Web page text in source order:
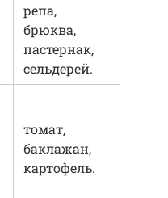
репа,
брюква,
пастернак,
сельдерей.
томат,
баклажан,
картофель.